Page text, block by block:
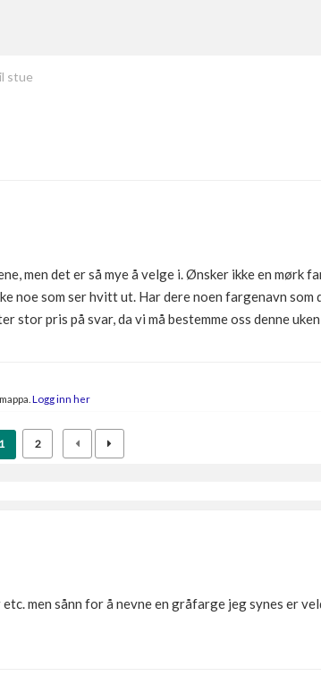
stue
men det er så mye å velge i. Ønsker ikke en mørk
noe som ser hvitt ut. Har dere noen fargenavn som
stor pris på svar, da vi må bestemme oss denne uken
Logg inn her
1 2
men sånn for å nevne en gråfarge jeg synes er